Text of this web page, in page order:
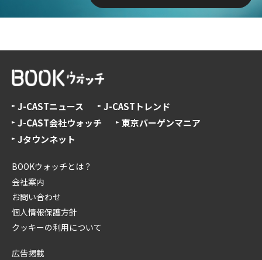
J-CASTニュース
J-CASTトレンド
J-CAST会社ウォッチ
東京バーゲンマニア
Jタウンネット
BOOKウォッチとは？
会社案内
お問い合わせ
個人情報保護方針
クッキーの利用について
広告掲載